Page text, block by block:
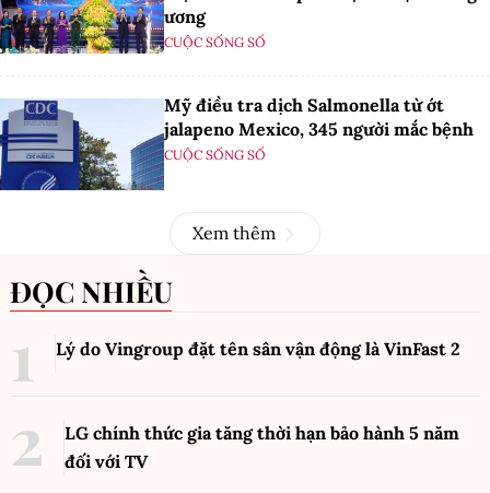
ương
CUỘC SỐNG SỐ
Mỹ điều tra dịch Salmonella từ ớt
jalapeno Mexico, 345 người mắc bệnh
CUỘC SỐNG SỐ
Xem thêm
ĐỌC NHIỀU
Lý do Vingroup đặt tên sân vận động là VinFast 2
LG chính thức gia tăng thời hạn bảo hành 5 năm
đối với TV